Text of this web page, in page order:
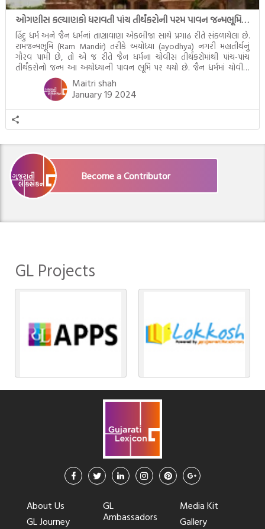
ઓગણીસ કલ્યાણકો ધરાવતી પાંચ તીર્થંકરોની પરમ પાવન જન્મભૂમિ – અયોધ્યા (Ayodhya)
હિંદુ ધર્મ અને જૈન ધર્મનાં તાણાવાણા એકબીજા સાથે પ્રગાઢ રીતે સંકળાયેલા છે.
રામજન્મભૂમિ (Ram Mandir) તરીકે અયોધ્યા (ayodhya) નગરી મહાતીર્થનું
ગૌરવ પામી છે, તો એ જ રીતે જૈન ધર્મના ચોવીસ તીર્થંકરોમાંથી પાંચ-પાંચ
તીર્થંકરોનો જન્મ આ અયોધ્યાની પાવન ભૂમિ પર થયો છે. જૈન ધર્મમાં ચોવીસ
તીર્થંકરોમાંથી પાંચ-પાંચ તીર્થંકરોનાં કલ્યાણકો અહીં આવ્યાં છે. દરેક તીર્થંકરના
જીવનની ચ્યવન(માતાના […]
Maitri shah
January 19 2024
Become a Contributor
GL Projects
About Us
GL Journey
GL
Ambassadors
Media Kit
Gallery